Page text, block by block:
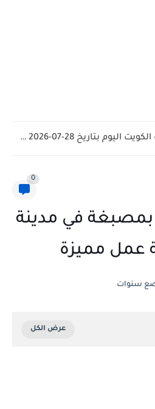
وظائف الكويت اليوم بتاريخ 28-07-2026 للأجانب والمواطنين في مختلف التخصصات
0
في مدينة
عمل مميزة
سنوات